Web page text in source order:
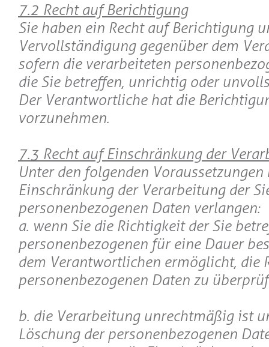
7.2 Recht auf Berichtigung
Sie haben ein Recht auf Berichtigung
Vervollständigung gegenüber dem
sofern die verarbeiteten
die Sie betreffen, unrichtig oder
Der Verantwortliche hat die
vorzunehmen.
7.3 Recht auf Einschränkung der
Unter den folgenden Voraussetzungen
Einschränkung der Verarbeitung der
personenbezogenen Daten verlangen:
a. wenn Sie die Richtigkeit der Sie
personenbezogenen für eine Dauer
dem Verantwortlichen ermöglicht, die
personenbezogenen Daten zu
b. die Verarbeitung unrechtmäßig ist
Löschung der personenbezogenen